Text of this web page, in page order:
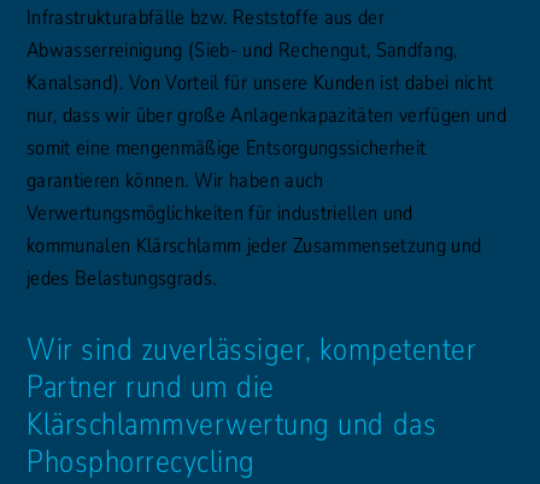
Infrastrukturabfälle bzw. Reststoffe aus der
Abwasserreinigung (Sieb- und Rechengut, Sandfang,
Kanalsand). Von Vorteil für unsere Kunden ist dabei nicht
nur, dass wir über große Anlagenkapazitäten verfügen und
somit eine mengenmäßige Entsorgungssicherheit
garantieren können. Wir haben auch
Verwertungsmöglichkeiten für industriellen und
kommunalen Klärschlamm jeder Zusammensetzung und
jedes Belastungsgrads.
Wir sind zuverlässiger, kompetenter
Partner rund um die
Klärschlammverwertung und das
Phosphorrecycling